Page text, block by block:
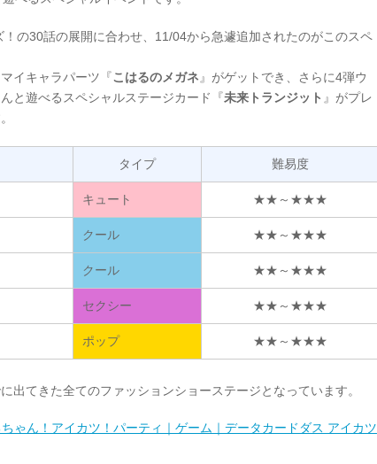
の30話の展開に合わせ、11/04から急遽追加されたのがこのスペ
イキャラパーツ『こはるのメガネ 』がゲットでき、さらに4弾ウ
と遊べるスペシャルステージカード『未来トランジット 』がプレ
タイプ 難易度
キュート ★★～★★★
クール ★★～★★★
クール ★★～★★★
セクシー ★★～★★★
ポップ ★★～★★★
出てきた全てのファッションショーステージとなっています。
ゃん！アイカツ！パーティ｜ゲーム｜データカードダス アイカツ